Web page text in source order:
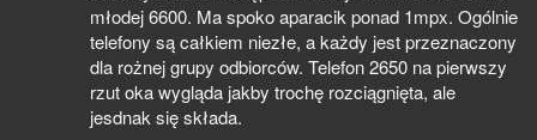
młodej 6600. Ma spoko aparacik ponad 1mpx. Ogólnie
telefony są całkiem niezłe, a każdy jest przeznaczony
dla rożnej grupy odbiorców. Telefon 2650 na pierwszy
rzut oka wygląda jakby trochę rozciągnięta, ale
jesdnak się składa.